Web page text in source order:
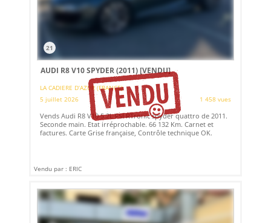
21
AUDI R8 V10 SPYDER (2011)[VENDU]
LA CADIERE D’AZUR (FRANCE)
5 juillet 2026
1 458 vues
Vends Audi R8 V10 5.2L FSI RTronic spyder quattro de 2011.
Seconde main. Etat irréprochable. 66 132 Km. Carnet et
factures. Carte Grise française, Contrôle technique OK.
Vendu par : ERIC